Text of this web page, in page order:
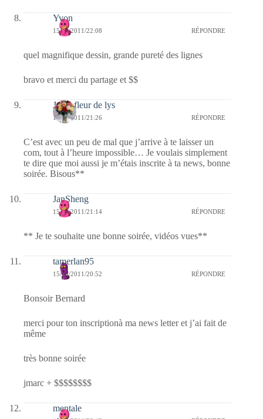
Yvon
15/04/2011/22:08 RÉPONDRE
quel magnifique dessin, grande pureté des lignes
bravo et merci du partage et $$
Jaffy-fleur de lys
15/04/2011/21:26 RÉPONDRE
C’est avec un peu de mal que j’arrive à te laisser un
com, tout à l’heure impossible… Je voulais simplement
te dire que moi aussi je m’étais inscrite à ta news, bonne
soirée. Bisous**
JanSheng
15/04/2011/21:14 RÉPONDRE
** Je te souhaite une bonne soirée, vidéos vues**
tamerlan95
15/04/2011/20:52 RÉPONDRE
Bonsoir Bernard
merci pour ton inscriptionà ma news letter et j’ai fait de
même
très bonne soirée
jmarc + $$$$$$$$
mentale